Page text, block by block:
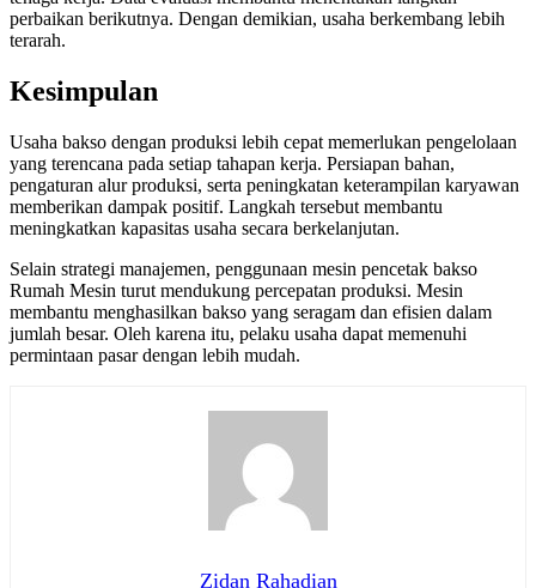
perbaikan berikutnya. Dengan demikian, usaha berkembang lebih
terarah.
Kesimpulan
Usaha bakso dengan produksi lebih cepat memerlukan pengelolaan
yang terencana pada setiap tahapan kerja. Persiapan bahan,
pengaturan alur produksi, serta peningkatan keterampilan karyawan
memberikan dampak positif. Langkah tersebut membantu
meningkatkan kapasitas usaha secara berkelanjutan.
Selain strategi manajemen, penggunaan mesin pencetak bakso
Rumah Mesin turut mendukung percepatan produksi. Mesin
membantu menghasilkan bakso yang seragam dan efisien dalam
jumlah besar. Oleh karena itu, pelaku usaha dapat memenuhi
permintaan pasar dengan lebih mudah.
Zidan Rahadian